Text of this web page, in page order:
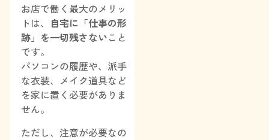
お店で働く最大のメリッ
トは、 自宅に「仕事の形
跡」を一切残さないこと
です。
パソコンの履歴や、派手
な衣装、メイク道具など
を家に置く必要がありま
せん。
ただし、注意が必要なの